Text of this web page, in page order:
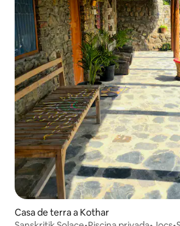
Casa de terra a Kothar